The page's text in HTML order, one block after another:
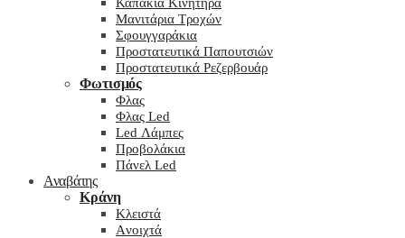
Μανιτάρια Τροχών
Σφουγγαράκια
Προστατευτικά Παπουτσιών
Προστατευτικά Ρεζερβουάρ
Φωτισμός
Φλας
Φλας Led
Led Λάμπες
Προβολάκια
Πάνελ Led
Αναβάτης
Κράνη
Kλειστά
Aνοιχτά